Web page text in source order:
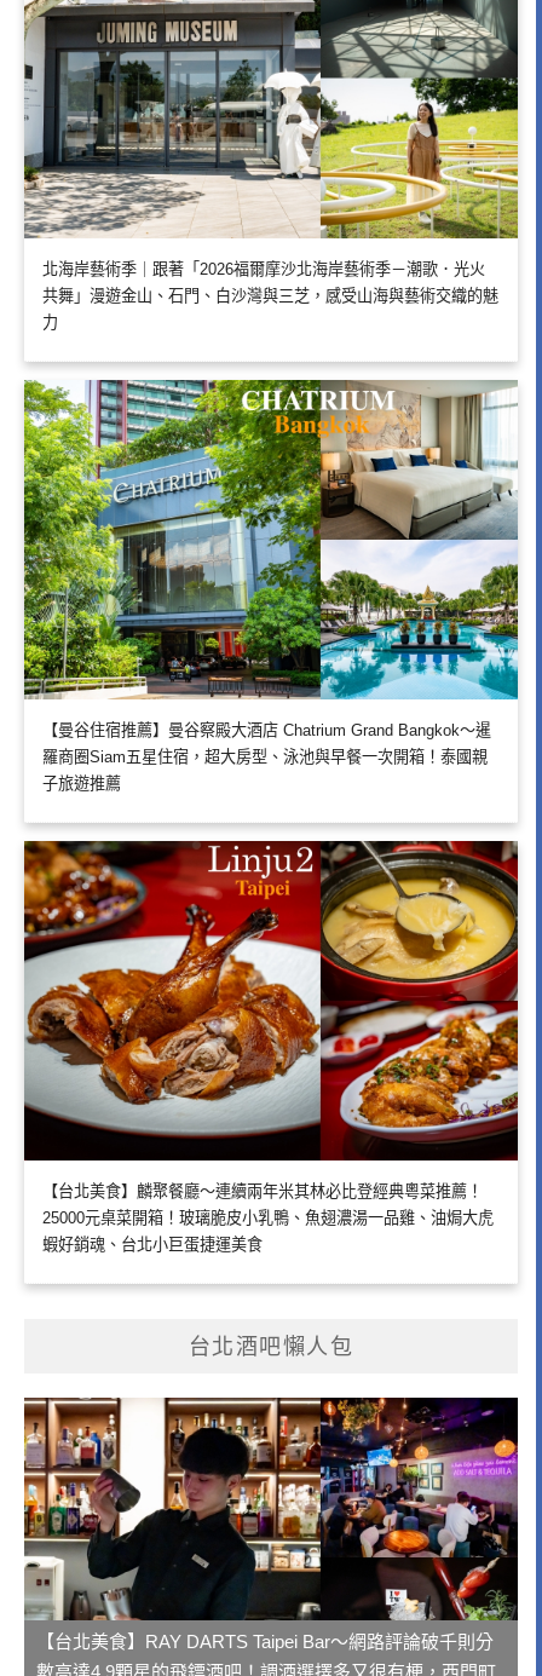
北海岸藝術季｜跟著「2026福爾摩沙北海岸藝術季－潮歌．光火
共舞」漫遊金山、石門、白沙灣與三芝，感受山海與藝術交織的魅
力
【曼谷住宿推薦】曼谷察殿大酒店 Chatrium Grand Bangkok～暹
羅商圈Siam五星住宿，超大房型、泳池與早餐一次開箱！泰國親
子旅遊推薦
【台北美食】麟聚餐廳～連續兩年米其林必比登經典粵菜推薦！
25000元桌菜開箱！玻璃脆皮小乳鴨、魚翅濃湯一品雞、油焗大虎
蝦好銷魂、台北小巨蛋捷運美食
台北酒吧懶人包
【台北美食】RAY DARTS Taipei Bar～網路評論破千則分
數高達4.9顆星的飛鏢酒吧！調酒選擇多又很有梗，西門町